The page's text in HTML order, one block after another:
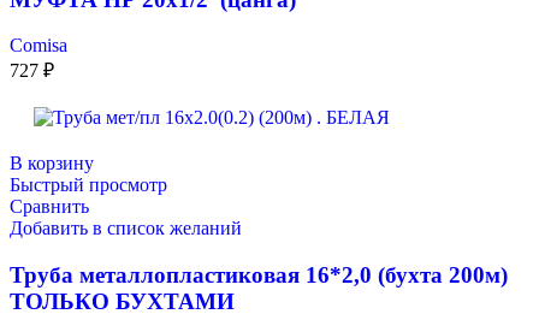
Comisa
727 ₽
В корзину
Быстрый просмотр
Сравнить
Добавить в список желаний
Труба металлопластиковая 16*2,0 (бухта 200м)
ТОЛЬКО БУХТАМИ